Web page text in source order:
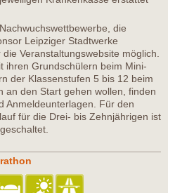
die
Leipziger Stadtwerke
Veranstaltungswebsite möglich.
ihren Grundschülern beim Mini-
der Klassenstufen 5 bis 12 beim
an den Start gehen wollen, finden
Anmeldeunterlagen. Für den
für die Drei- bis Zehnjährigen ist